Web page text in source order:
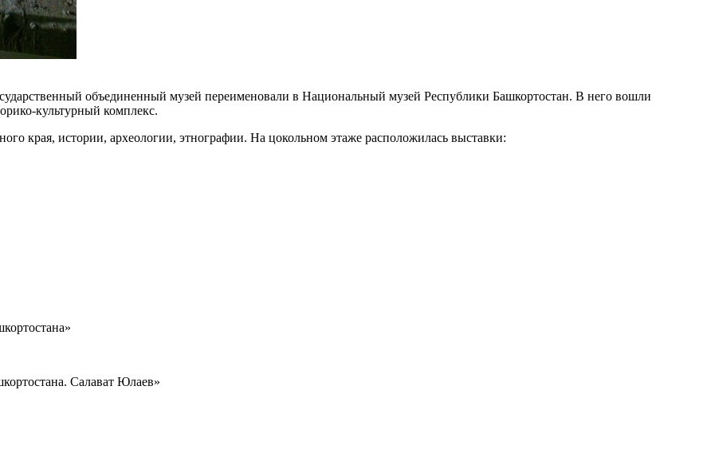
объединенный музей переименовали в Национальный музей Республики Башкортостан. В него вошли
культурный комплекс.
края, истории, археологии, этнографии. На цокольном этаже расположилась выставки:
Салават Юлаев»